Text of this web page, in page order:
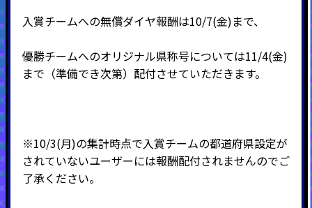
入賞チームへの無償ダイヤ報酬は10/7(金)まで、
優勝チームへのオリジナル県称号については11/4(金)
まで（準備でき次第）配付させていただきます。
※10/3(月)の集計時点で入賞チームの都道府県設定が
されていないユーザーには報酬配付されませんのでご
了承ください。